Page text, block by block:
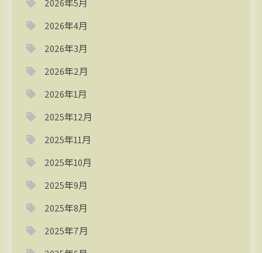
2026年5月
2026年4月
2026年3月
2026年2月
2026年1月
2025年12月
2025年11月
2025年10月
2025年9月
2025年8月
2025年7月